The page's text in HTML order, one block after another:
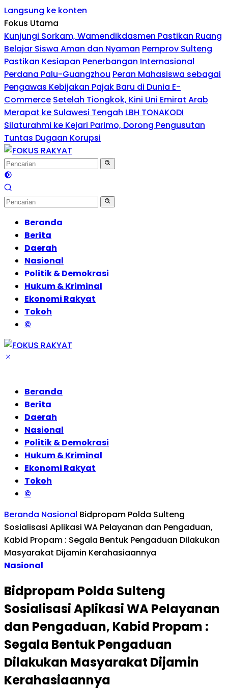
Langsung ke konten
Fokus Utama
Kunjungi Sorkam, Wamendikdasmen Pastikan Ruang
Belajar Siswa Aman dan Nyaman Pemprov Sulteng
Pastikan Kesiapan Penerbangan Internasional
Perdana Palu-Guangzhou Peran Mahasiswa sebagai
Pengawas Kebijakan Pajak Baru di Dunia E-
Commerce Setelah Tiongkok, Kini Uni Emirat Arab
Merapat ke Sulawesi Tengah LBH TONAKODI
Silaturahmi ke Kejari Parimo, Dorong Pengusutan
Tuntas Dugaan Korupsi
Beranda
Berita
Daerah
Nasional
Politik & Demokrasi
Hukum & Kriminal
Ekonomi Rakyat
Tokoh
©
Beranda
Berita
Daerah
Nasional
Politik & Demokrasi
Hukum & Kriminal
Ekonomi Rakyat
Tokoh
©
Beranda Nasional Bidpropam Polda Sulteng
Sosialisasi Aplikasi WA Pelayanan dan Pengaduan,
Kabid Propam : Segala Bentuk Pengaduan Dilakukan
Masyarakat Dijamin Kerahasiaannya
Nasional
Bidpropam Polda Sulteng
Sosialisasi Aplikasi WA Pelayanan
dan Pengaduan, Kabid Propam :
Segala Bentuk Pengaduan
Dilakukan Masyarakat Dijamin
Kerahasiaannya